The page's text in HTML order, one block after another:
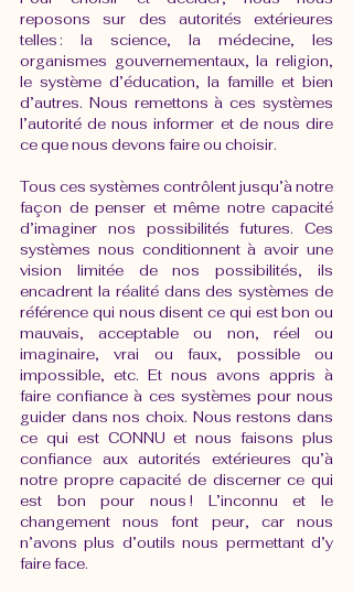
reposons sur des autorités extérieures
telles : la science, la médecine, les
organismes gouvernementaux, la religion,
le système d’éducation, la famille et bien
d’autres. Nous remettons à ces systèmes
l’autorité de nous informer et de nous dire
ce que nous devons faire ou choisir.
Tous ces systèmes contrôlent jusqu’à notre
façon de penser et même notre capacité
d’imaginer nos possibilités futures. Ces
systèmes nous conditionnent à avoir une
vision limitée de nos possibilités, ils
encadrent la réalité dans des systèmes de
référence qui nous disent ce qui est bon ou
mauvais, acceptable ou non, réel ou
imaginaire, vrai ou faux, possible ou
impossible, etc. Et nous avons appris à
faire confiance à ces systèmes pour nous
guider dans nos choix. Nous restons dans
ce qui est CONNU et nous faisons plus
confiance aux autorités extérieures qu’à
notre propre capacité de discerner ce qui
est bon pour nous ! L’inconnu et le
changement nous font peur, car nous
n’avons plus d’outils nous permettant d’y
faire face.